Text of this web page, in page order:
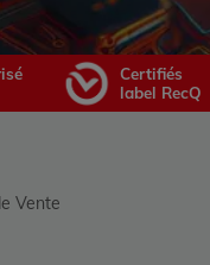
Certifiés
label RecQ
Vente